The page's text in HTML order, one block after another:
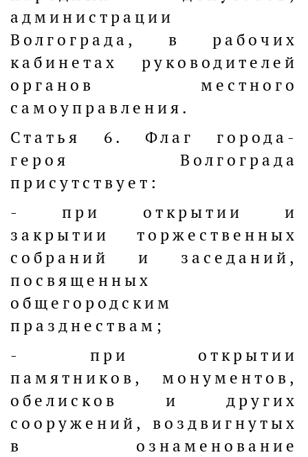
администрации
Волгограда, в рабочих
кабинетах руководителей
органов местного
самоуправления.
Статья 6. Флаг города-
героя Волгограда
присутствует:
- при открытии и
закрытии торжественных
собраний и заседаний,
посвященных
общегородским
празднествам;
- при открытии
памятников, монументов,
обелисков и других
сооружений, воздвигнутых
в ознаменование